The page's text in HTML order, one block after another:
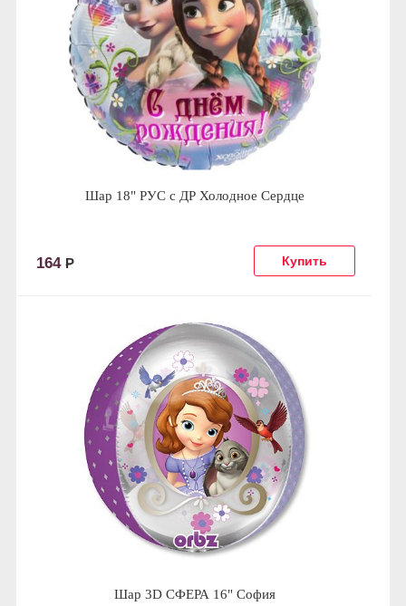
Шар 18" РУС с ДР Холодное Сердце
164 Р
Шар 3D СФЕРА 16" София